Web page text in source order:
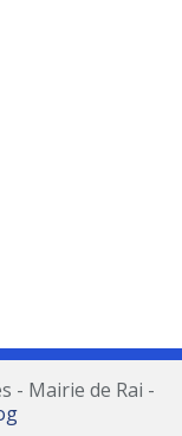
- Mairie de Rai -